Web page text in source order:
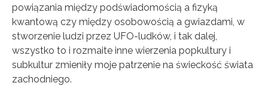
powiązania między podświadomością a fizyką
kwantową czy między osobowością a gwiazdami, w
stworzenie ludzi przez UFO-ludków, i tak dalej,
wszystko to i rozmaite inne wierzenia popkultury i
subkultur zmieniły moje patrzenie na świeckość świata
zachodniego.